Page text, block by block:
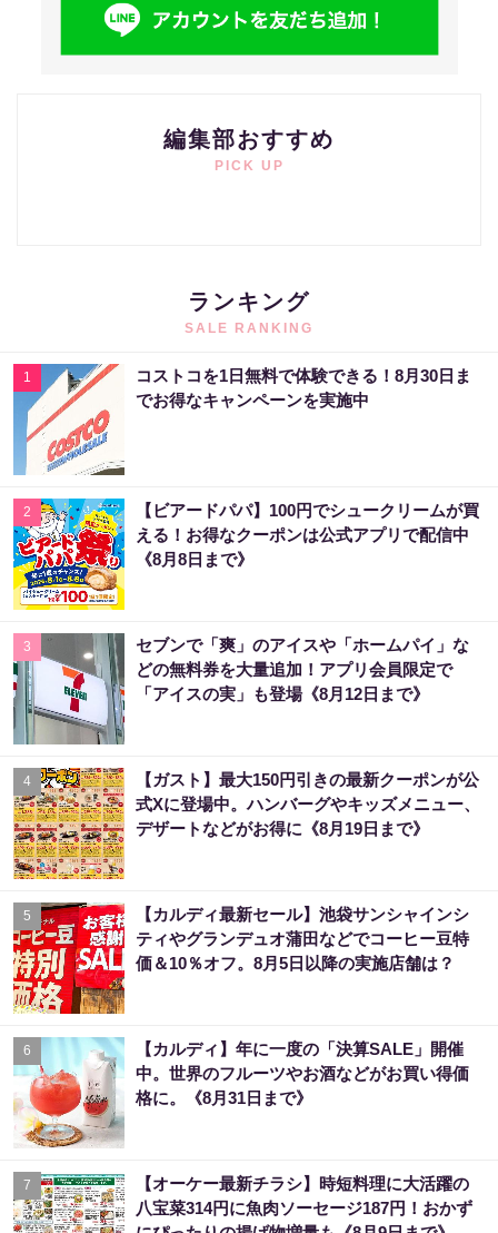
編集部おすすめ
PICK UP
ランキング
SALE RANKING
1
コストコを1日無料で体験できる！8月30日ま
でお得なキャンペーンを実施中
2
【ビアードパパ】100円でシュークリームが買
える！お得なクーポンは公式アプリで配信中
《8月8日まで》
3
セブンで「爽」のアイスや「ホームパイ」な
どの無料券を大量追加！アプリ会員限定で
「アイスの実」も登場《8月12日まで》
4
【ガスト】最大150円引きの最新クーポンが公
式Xに登場中。ハンバーグやキッズメニュー、
デザートなどがお得に《8月19日まで》
5
【カルディ最新セール】池袋サンシャインシ
ティやグランデュオ蒲田などでコーヒー豆特
価＆10％オフ。8月5日以降の実施店舗は？
6
【カルディ】年に一度の「決算SALE」開催
中。世界のフルーツやお酒などがお買い得価
格に。《8月31日まで》
7
【オーケー最新チラシ】時短料理に大活躍の
八宝菜314円に魚肉ソーセージ187円！おかず